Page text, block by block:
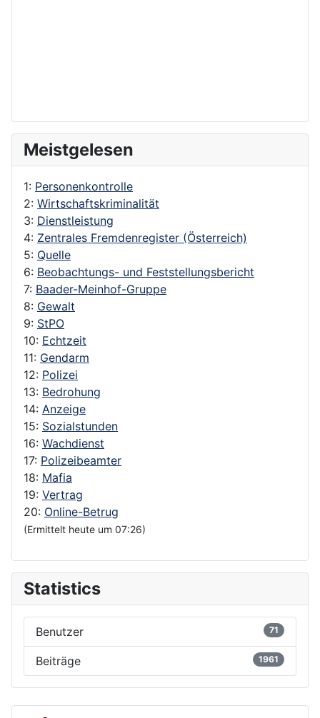
Meistgelesen
1: Personenkontrolle
2: Wirtschaftskriminalität
3: Dienstleistung
4: Zentrales Fremdenregister (Österreich)
5: Quelle
6: Beobachtungs- und Feststellungsbericht
7: Baader-Meinhof-Gruppe
8: Gewalt
9: StPO
10: Echtzeit
11: Gendarm
12: Polizei
13: Bedrohung
14: Anzeige
15: Sozialstunden
16: Wachdienst
17: Polizeibeamter
18: Mafia
19: Vertrag
20: Online-Betrug
(Ermittelt heute um 07:26)
Statistics
Benutzer 71
Beiträge 1961